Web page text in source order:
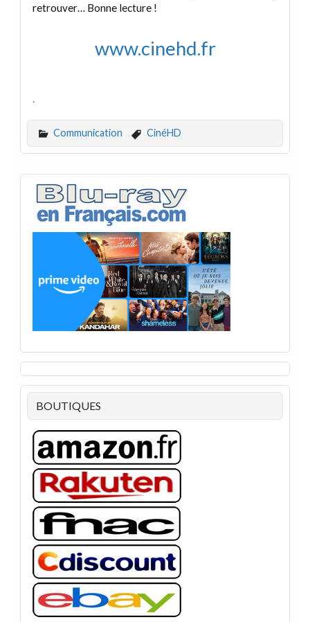
retrouver… Bonne lecture !
www.cinehd.fr
Communication CinéHD
BOUTIQUES